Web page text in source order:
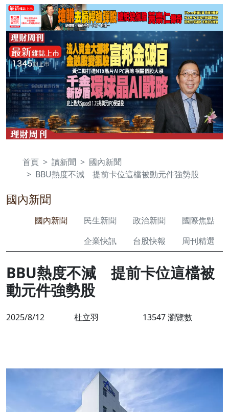
首頁 讀新聞
國內新聞
BBU熱度不減 提前卡位這檔被動元件強勢股
國內新聞
國內新聞 民生新聞 政治新聞
國際焦點
企業快訊
台股快報 周刊精選
BBU熱度不減 提前卡位這檔被
動元件強勢股
2025/8/12 杜立羽 13547 瀏覽數